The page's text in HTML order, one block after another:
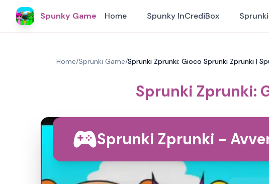
Spunky Game Home Spunky InCrediBox
Home/Sprunki Game/Sprunki Zprunki: Gioco Sprunki Zprunki |
Sprunki Zprunki:
Sprunki Zprunki -